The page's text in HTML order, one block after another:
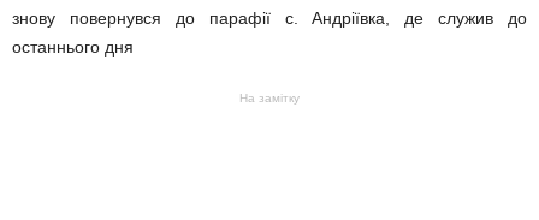
знову повернувся до парафії с. Андріївка, де служив до
останнього дня
На замітку